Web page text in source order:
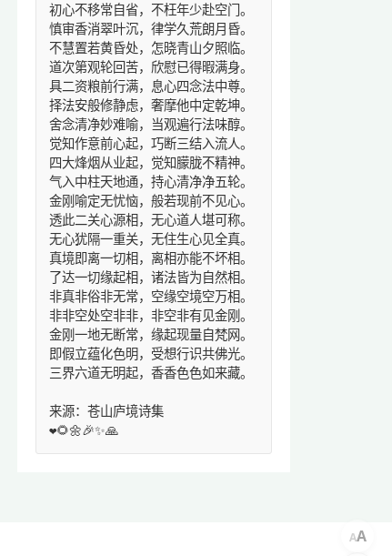
初心不移常自省，不枉年少赴空门。
慎审香消翠叶沉，律学久荒朗月昏。
不慧置若黄昏处，怎晓青山夕照临。
道次第观轮回苦，欣慰已得暇满身。
具二资粮前行满，息心四念法中尊。
择法安般修静虑，奢摩他中定乾坤。
舍念清净妙难喻，当观遍行法味醇。
觉知作意前心起，巧断三结入流人。
四大烽烟从业起，觉知朦胧不精神。
气入中柱天地通，持心清净净五轮。
金刚喻定无忧恼，般若现前不见心。
透此二关心源相，无心道人堪可称。
无心犹隔一重关，无住生心见全真。
真境即离一切相，离相亦能不坏相。
了达一切缘起相，诸法皆为自然相。
非真非俗非无常，空缘空境空万相。
非非空处空非非，非空非有见金刚。
金刚一地无断常，缘起现量自梵网。
即假立蕴化色明，受想行识共佛光。
三界六道无明起，香香色色如来藏。
来源：苍山庐境诗集
❤️🌻🌼🎉✨🙏
AA